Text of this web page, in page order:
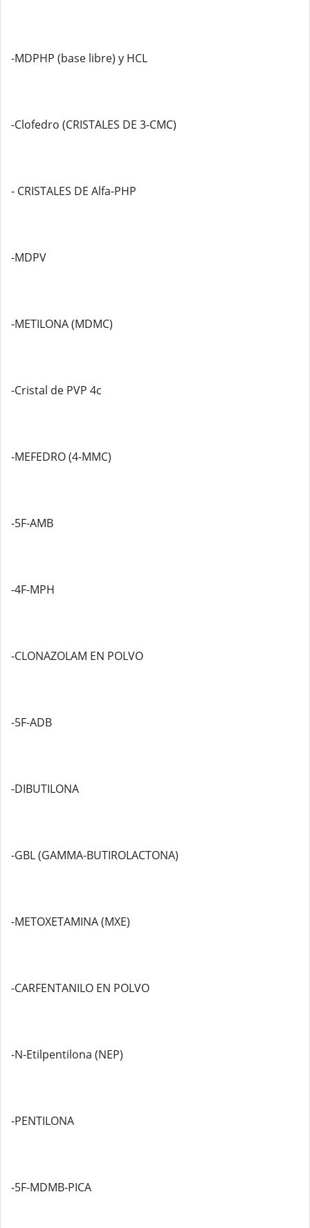
-MDPHP (base libre) y HCL
-Clofedro (CRISTALES DE 3-CMC)
- CRISTALES DE Alfa-PHP
-MDPV
-METILONA (MDMC)
-Cristal de PVP 4c
-MEFEDRO (4-MMC)
-5F-AMB
-4F-MPH
-CLONAZOLAM EN POLVO
-5F-ADB
-DIBUTILONA
-GBL (GAMMA-BUTIROLACTONA)
-METOXETAMINA (MXE)
-CARFENTANILO EN POLVO
-N-Etilpentilona (NEP)
-PENTILONA
-5F-MDMB-PICA